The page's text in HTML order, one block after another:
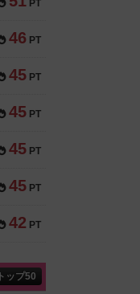
PT
46 PT
45 PT
45 PT
45 PT
45 PT
42 PT
トップ50